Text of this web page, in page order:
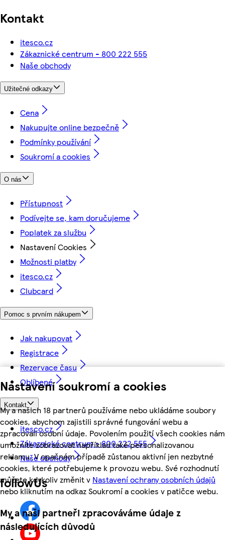
Nastavení soukromí a cookies
My a našich 18 partnerů používáme nebo ukládáme soubory
cookies, abychom zajistili správné fungování webu a
zpracovali osobní údaje. Povolením použití všech cookies nám
umožníte zobrazovat například také personalizovanou
reklamu. V opačném případě zůstanou aktivní jen nezbytné
cookies, které potřebujeme k provozu webu. Své rozhodnutí
můžete kdykoliv změnit v Nastavení ochrany osobních údajů
nebo kliknutím na odkaz Soukromí a cookies v patičce webu.
My a naši partneři zpracováváme údaje z
následujících důvodů
Kontakt
itesco.cz
Zákaznické centrum - 800 222 555
Naše obchody
Užitečné odkazy
Cena
Nakupujte online bezpečně
Podmínky používání
Soukromí a cookies
O nás
Přístupnost
Podívejte se, kam doručujeme
Poplatek za službu
Nastavení Cookies
Možnosti platby
itesco.cz
Clubcard
Pomoc s prvním nákupem
Jak nakupovat
Registrace
Rezervace času
Oblíbené
Kontakt
itesco.cz
Zákaznické centrum - 800 222 555
Naše obchody
followUs